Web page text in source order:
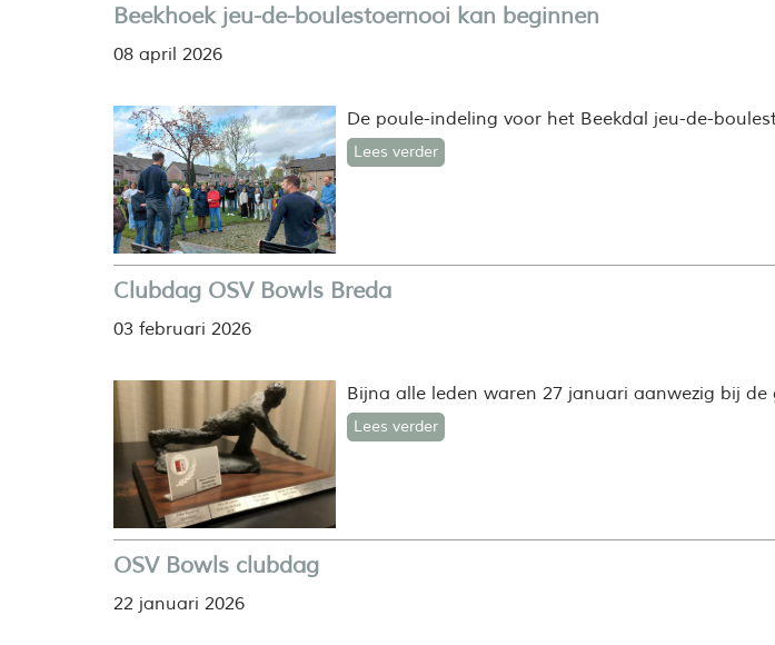
Beekhoek jeu-de-boulestoernooi kan beginnen
08 april 2026
De poule-indeling voor het Beekdal jeu-de-
Lees verder
Clubdag OSV Bowls Breda
03 februari 2026
Bijna alle leden waren 27 januari aanwezig bij
Lees verder
OSV Bowls clubdag
22 januari 2026